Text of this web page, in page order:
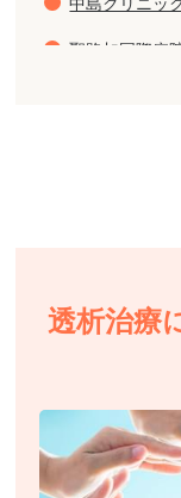
聖路加国際病
透析治療